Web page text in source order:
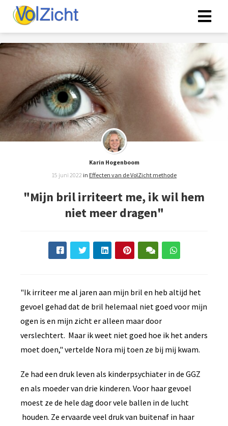
Karin Hogenboom
15 juni 2022 in Effecten van de VolZicht methode
"Mijn bril irriteert me, ik wil hem
niet meer dragen"
"Ik irriteer me al jaren aan mijn bril en heb altijd het
gevoel gehad dat de bril helemaal niet goed voor mijn
ogen is en mijn zicht er alleen maar door
verslechtert. Maar ik weet niet goed hoe ik het anders
moet doen," vertelde Nora mij toen ze bij mij kwam.
Ze had een druk leven als kinderpsychiater in de GGZ
en als moeder van drie kinderen. Voor haar gevoel
moest ze de hele dag door vele ballen in de lucht
houden. Ze ervaarde veel druk van buitenaf in haar